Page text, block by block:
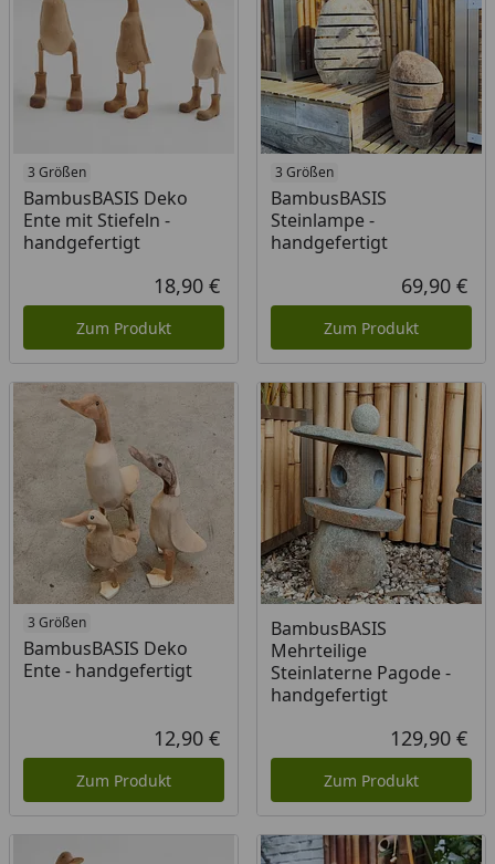
3 Größen
BambusBASIS Deko
Ente mit Stiefeln -
handgefertigt
Aktueller Preis
18,90 €
Zum Produkt
3 Größen
BambusBASIS
Steinlampe -
handgefertigt
69,90 €
Zum Produkt
3 Größen
BambusBASIS Deko
Ente - handgefertigt
Aktueller Preis
12,90 €
Zum Produkt
BambusBASIS
Mehrteilige
Steinlaterne Pagode -
handgefertigt
129,90 €
Zum Produkt